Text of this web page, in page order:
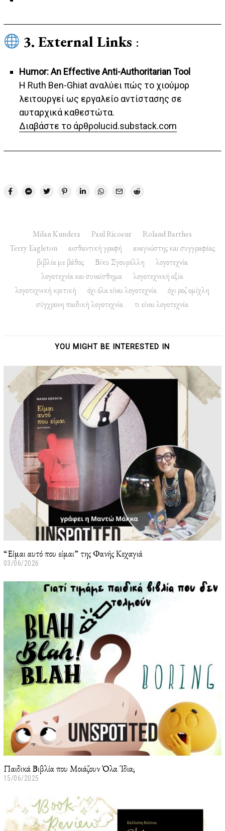
3. External Links :
Humor: An Effective Anti-Authoritarian Tool
Η Ruth Ben-Ghiat αναλύει πώς το χιούμορ
λειτουργεί ως εργαλείο αντίστασης σε
αυταρχικά καθεστώτα.
Διαβάστε το άρθρο lucid.substack.com
Milan Kundera Paul Ricoeur
Roland Barthes
Terry Eagleton
αισθαντική γραφή
αναγνώστης και συγγραφέας
βιβλία με βάθος
Βίκυ Σγουρέλλη
λογοτεχνία
λογοτεχνία και συναίσθημα
λογοτεχνική αξία
λογοτεχνική κριτική
όχι όλα είναι λογοτεχνία
όχι ροζ ομίχλη
σύγχρονη παιδική λογοτεχνία
τι είναι λογοτεχνία
YOU MIGHT BE INTERESTED IN
“Είμαι αυτό που είμαι” της Φανής Κεχαγιά
03/06/2026
/
6
2
0
2
6
Παιδικά Βιβλία που Μοιάζουν Όλα Ίδια;
15/06/2025
/
0
6
/